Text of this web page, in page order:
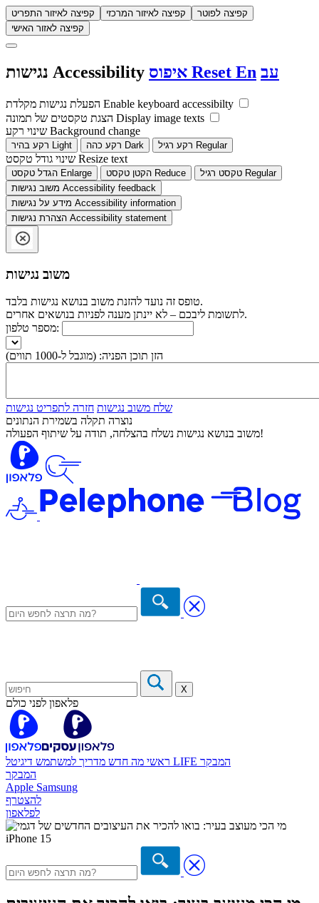
קפיצה לאיזור התפריט קפיצה לאיזור המרכזי
קפיצה לפוטר
קפיצה לאזור האישי
Accessibility Reset En עב
Enable keyboard accessibilty
Display image texts
Background change
Light Dark Regular
Resize text
Enlarge Reduce
Regular
Accessibility feedback
Accessibility information
Accessibility statement
משוב נגישות
טופס זה נועד להזנת משוב בנושא נגישות בלבד.
לתשומת ליבכם – לא יינתן מענה לפניות בנושאים אחרים.
מספר טלפון:
הזן תוכן הפניה: (מוגבל ל-1000 תווים)
שלח משוב נגישות חזרה לתפריט נגישות
נוצרה תקלה בשמירת הנתונים
משוב בנושא נגישות נשלח בהצלחה, תודה על שיתוף הפעולה!
X
פלאפון לפני כולם
ראשי מה חדש מדריך למשתמש דיגיטל LIFE המבקר
המבקר
Apple Samsung
להצטרף
לפלאפון